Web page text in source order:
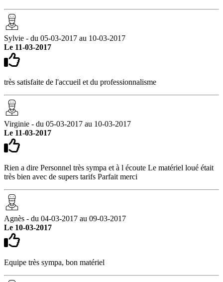
Sylvie - du 05-03-2017 au 10-03-2017
Le 11-03-2017
très satisfaite de l'accueil et du professionnalisme
Virginie - du 05-03-2017 au 10-03-2017
Le 11-03-2017
Rien a dire Personnel très sympa et à l écoute Le matériel loué était
très bien avec de supers tarifs Parfait merci
Agnès - du 04-03-2017 au 09-03-2017
Le 10-03-2017
Equipe très sympa, bon matériel